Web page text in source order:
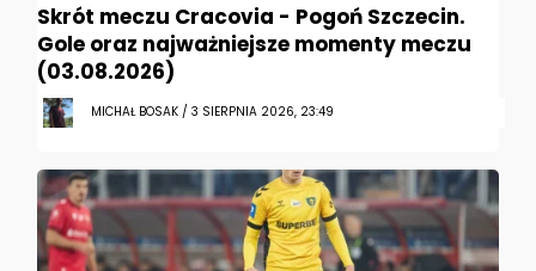
Skrót meczu Cracovia - Pogoń Szczecin.
Gole oraz najważniejsze momenty meczu
(03.08.2026)
MICHAŁ BOSAK / 3 SIERPNIA 2026, 23:49